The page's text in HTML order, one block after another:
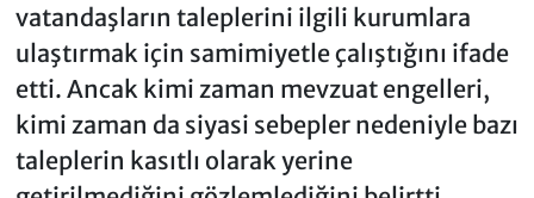
vatandaşların taleplerini ilgili kurumlara
ulaştırmak için samimiyetle çalıştığını ifade
etti. Ancak kimi zaman mevzuat engelleri,
kimi zaman da siyasi sebepler nedeniyle bazı
taleplerin kasıtlı olarak yerine